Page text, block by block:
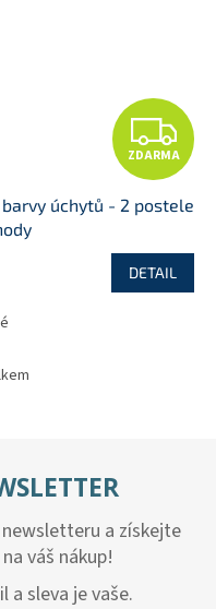
Z
D
A
R
ZDARMA
úchytů - 2 postele
DETAIL
a získejte
váš nákup!
sleva je vaše.